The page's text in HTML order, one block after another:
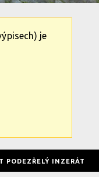
je
PODEZŘELÝ INZERÁT